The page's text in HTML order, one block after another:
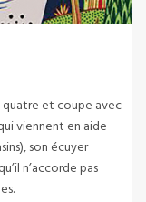
et coupe avec
viennent en aide
son écuyer
n’accorde pas